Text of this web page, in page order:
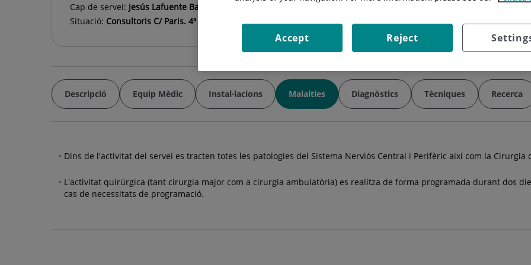
Cap de servei: Jesús Lafuente Baraza
Situació: Consultoris C/ Paris. 4ª Planta
Descripció Equip Mèdic Instal·lacions Malalties Diagnòstics Tècniques Recerca
Dins de l'activitat del servei es tracten totes les patologies del Sistema Nerviós Central i Perifèric així com la Cirurgia
L'activitat quirúrgica (tant cirurgia major com a cirurgia ambulatòria) es realitza de forma programada durant dos
cas de necessitats de programació.
Reject
Accept